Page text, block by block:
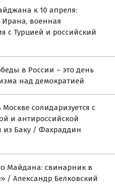
к 10 апреля:
Ирана, военная
с Турцией и российский
в России – это день
над демократией
солидаризуется с
и антироссийской
из Баку / Фахраддин
Майдана: свинарник в
/ Александр Белковский